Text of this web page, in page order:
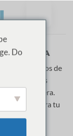
FARMACIA
estos episodios de
sus
esta carrera.
e inspira tu
Do